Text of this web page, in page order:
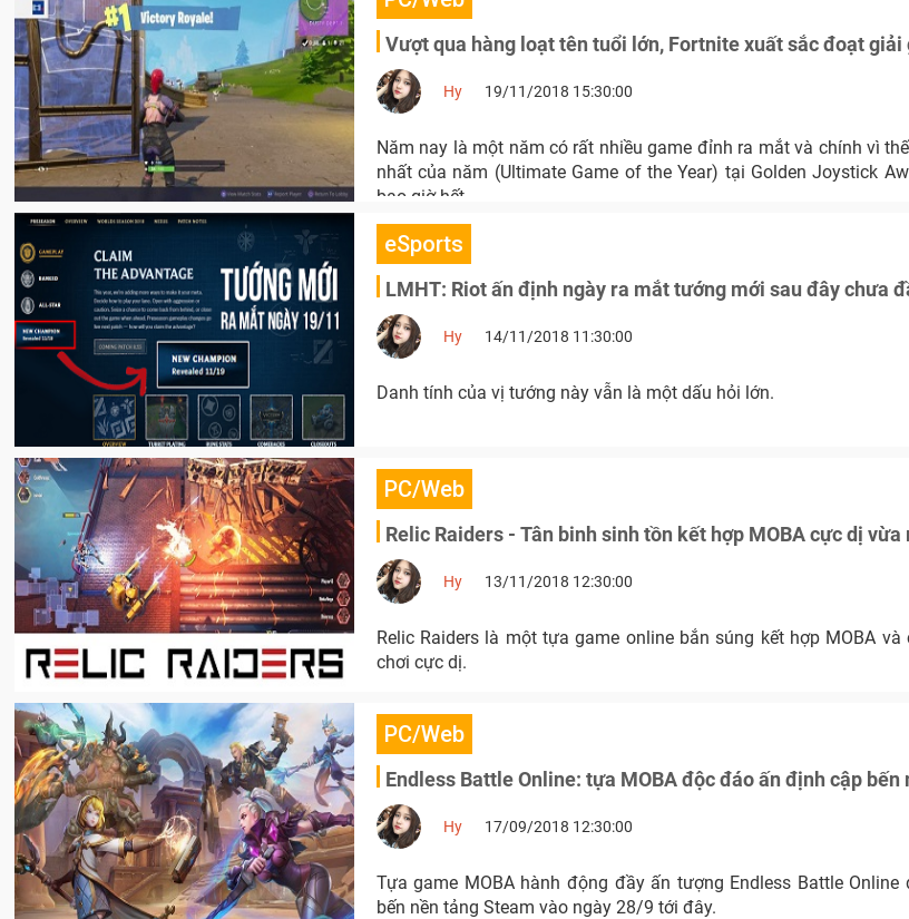
Vượt qua hàng loạt tên tuổi lớn, Fortnite xuất sắc đoạt giải
Hy 19/11/2018 15:30:00
Năm nay là một năm có rất nhiều game đỉnh ra mắt và chính vì
nhất của năm (Ultimate Game of the Year) tại Golden Joystick
bao giờ hết.
eSports
LMHT: Riot ấn định ngày ra mắt tướng mới sau đây chưa
Hy 14/11/2018 11:30:00
Danh tính của vị tướng này vẫn là một dấu hỏi lớn.
PC/Web
Relic Raiders - Tân binh sinh tồn kết hợp MOBA cực dị
Hy 13/11/2018 12:30:00
Relic Raiders là một tựa game online bắn súng kết hợp MOBA
chơi cực dị.
PC/Web
Endless Battle Online: tựa MOBA độc đáo ấn định cập
Hy 17/09/2018 12:30:00
Tựa game MOBA hành động đầy ấn tượng Endless Battle
bến nền tảng Steam vào ngày 28/9 tới đây.